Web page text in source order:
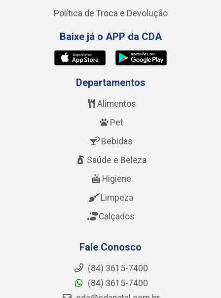
Política de Troca e Devolução
Baixe já o APP da CDA
Departamentos
Alimentos
Pet
Bebidas
Saúde e Beleza
Higiene
Limpeza
Calçados
Fale Conosco
(84) 3615-7400
(84) 3615-7400